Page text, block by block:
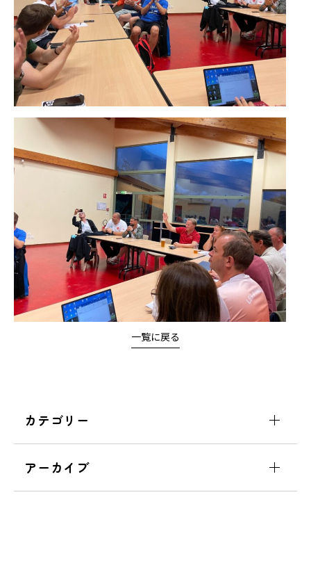
一覧に戻る
カテゴリー
アーカイブ